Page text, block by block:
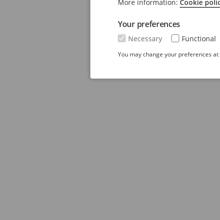
More information: Cookie
Your preferences
Necessary Functional
You may change your preferences